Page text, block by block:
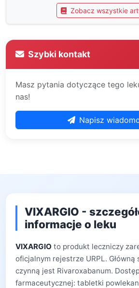
Zobacz wszystkie
Szybki kontakt
Masz pytania dotyczące tego
nas!
Napisz
VIXARGIO -
informacje o leku
VIXARGIO to produkt leczniczy
oficjalnym rejestrze URPL. Główną
czynną jest Rivaroxabanum.
farmaceutycznej: tabletki